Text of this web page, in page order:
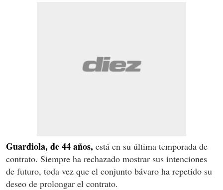
Guardiola, de 44 años, está en su última temporada de
contrato. Siempre ha rechazado mostrar sus intenciones
de futuro, toda vez que el conjunto bávaro ha repetido su
deseo de prolongar el contrato.